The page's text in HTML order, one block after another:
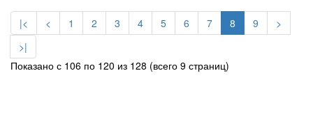
|< < 1 2 3 4 5 6 7 8 9
>
>|
Показано с 106 по 120 из 128 (всего 9 страниц)